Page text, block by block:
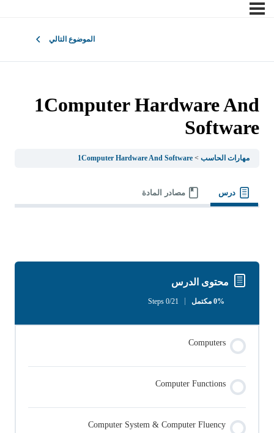
الموضوع التالي
1Computer Hardware And
Software
مهارات الحاسب 1Computer Hardware And Software
درس مصادر المادة
محتوى الدرس
0% مكتمل 0/21 Steps
Computers
Computer Functions
Computer System & Computer Fluency